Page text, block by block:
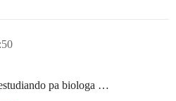
pa biologa …